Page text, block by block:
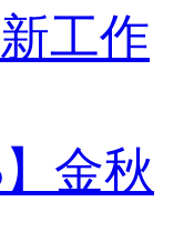
工作
】金秋